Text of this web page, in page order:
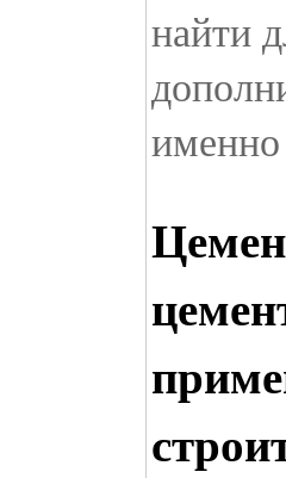
найти
именно